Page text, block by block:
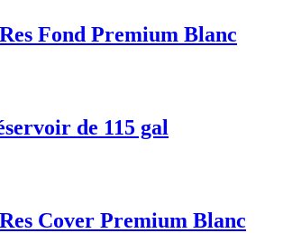
Fond Premium Blanc
de 115 gal
Cover Premium Blanc